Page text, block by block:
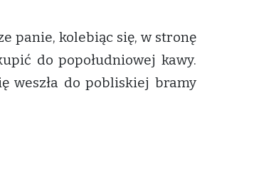
panie, kolebiąc się, w stronę
do popołudniowej kawy.
weszła do pobliskiej bramy